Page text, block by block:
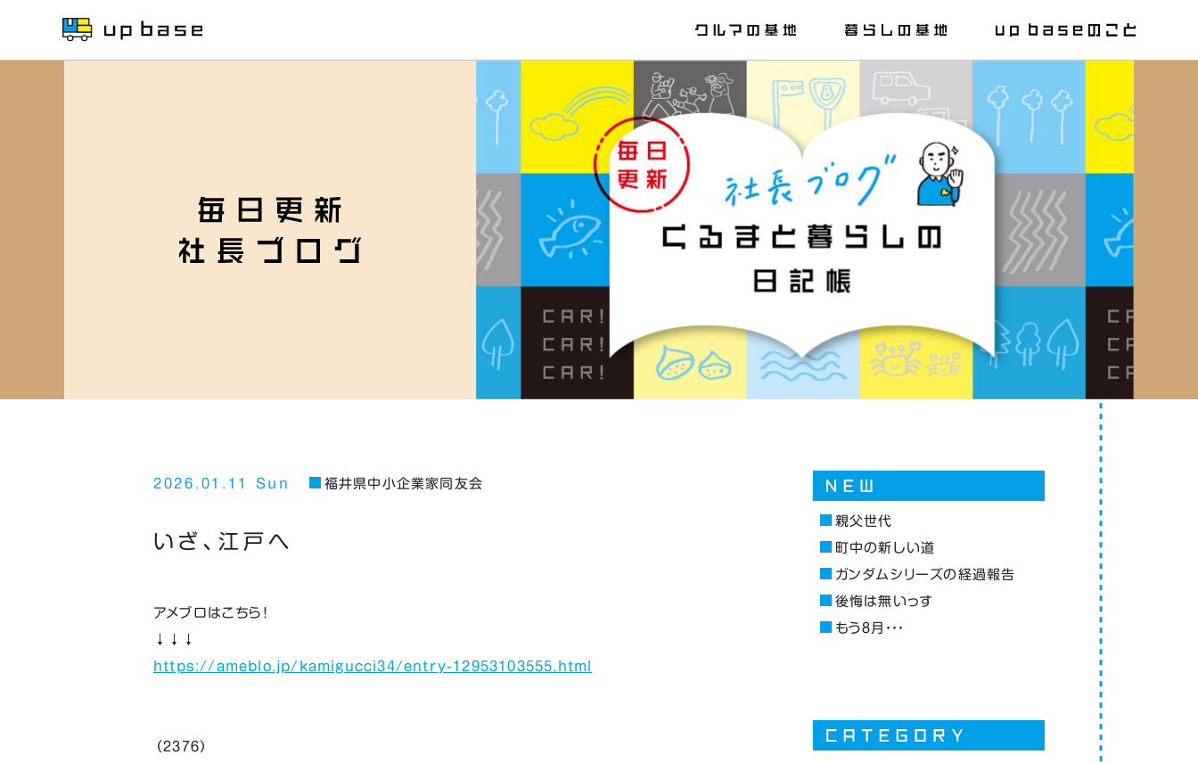
2026.01.11 Sun 福井県中小企業家同友会
いざ、江戸へ
アメブロはこちら！
↓↓↓
https://ameblo.jp/kamigucci34/entry-12953103555.html
（２３７６）
親父世代
町中の新しい道
ガンダムシリーズの経過報告
後悔は無いっす
もう８月・・・